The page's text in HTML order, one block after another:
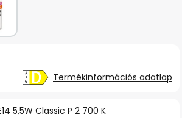
5,5W Classic P 2 700 K
Termékinformációs adatlap